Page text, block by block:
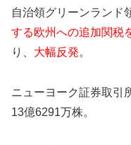
自治領グリーンランド
する欧州への追加関税
り、 大幅反発。
ニューヨーク証券取引
13億6291万株。